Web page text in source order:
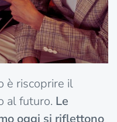
è riscoprire il
al futuro. Le